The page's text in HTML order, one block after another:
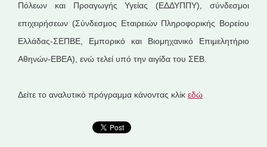
Πόλεων και Προαγωγής Υγείας (ΕΔΔΥΠΠΥ), σύνδεσμοι
επιχειρήσεων (Σύνδεσμος Εταιρειών Πληροφορικής Βορείου
Ελλάδας-ΣΕΠΒΕ, Εμπορικό και Βιομηχανικό Επιμελητήριο
Αθηνών-ΕΒΕΑ), ενώ τελεί υπό την αιγίδα του ΣΕΒ.
Δείτε το αναλυτικό πρόγραμμα κάνοντας κλίκ εδώ